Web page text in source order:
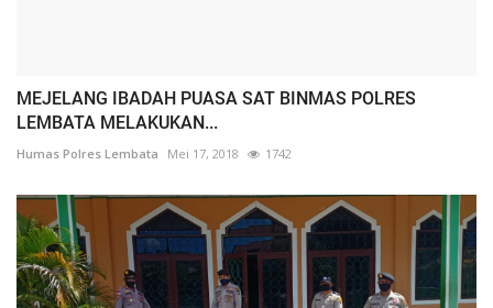
MEJELANG IBADAH PUASA SAT BINMAS POLRES
LEMBATA MELAKUKAN...
Humas Polres Lembata Mei 17, 2018 1742